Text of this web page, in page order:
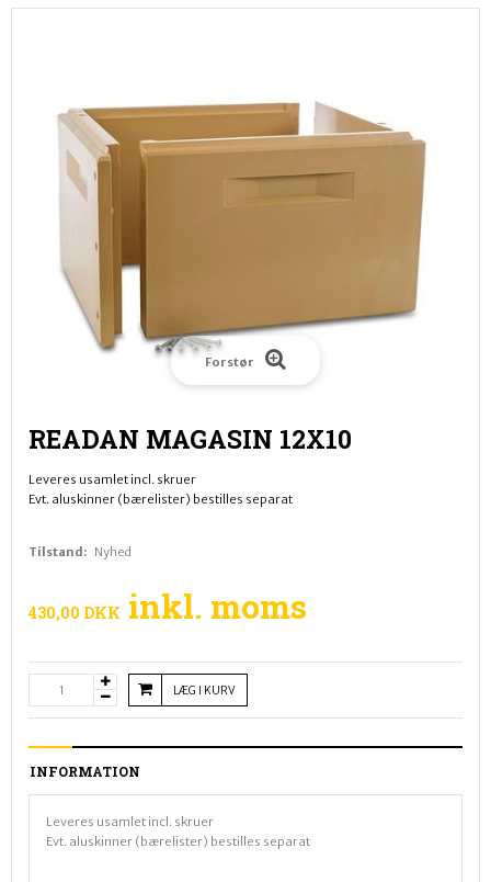
Forstør
READAN MAGASIN 12X10
Leveres usamlet incl. skruer
Evt. aluskinner (bærelister) bestilles separat
Tilstand: Nyhed
430,00 DKK inkl. moms
LÆG I KURV
INFORMATION
Leveres usamlet incl. skruer
Evt. aluskinner (bærelister) bestilles separat